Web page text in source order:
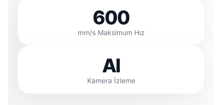
600
mm/s Maksimum Hız
AI
Kamera İzleme